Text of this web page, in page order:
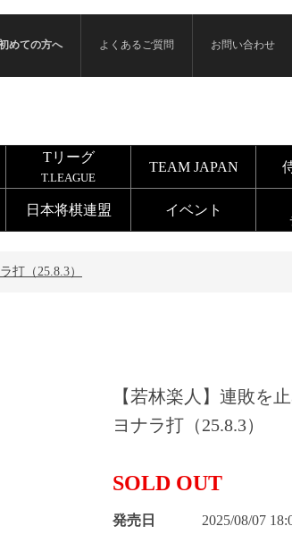
めての方へ よくあるご質問 お問い合わせ
Tリーグ
T.LEAGUE
TEAM JAPAN
日本将棋連盟 イベント
打（25.8.3）
【若林楽人】連敗を
ヨナラ打（25.8.3）
SOLD OUT
発売日 2025/08/07